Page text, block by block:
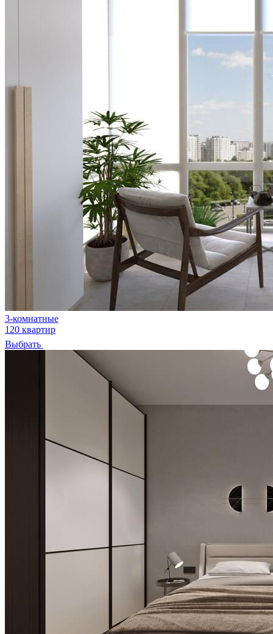
3-комнатные
120 квартир
Выбрать